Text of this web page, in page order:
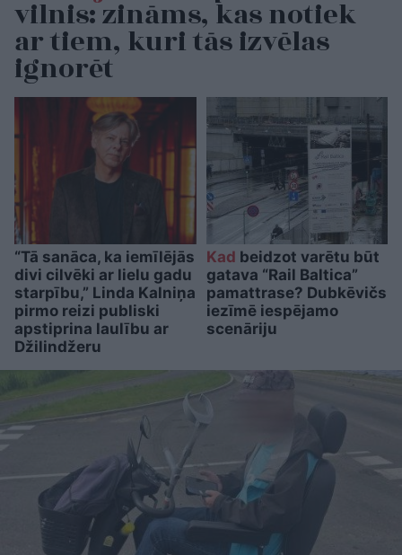
vilnis: zināms, kas notiek
ar tiem, kuri tās izvēlas
ignorēt
“Tā sanāca, ka iemīlējās
divi cilvēki ar lielu gadu
starpību,” Linda Kalniņa
pirmo reizi publiski
apstiprina laulību ar
Džilindžeru
Kad beidzot varētu būt
gatava “Rail Baltica”
pamattrase? Dubkēvičs
iezīmē iespējamo
scenāriju